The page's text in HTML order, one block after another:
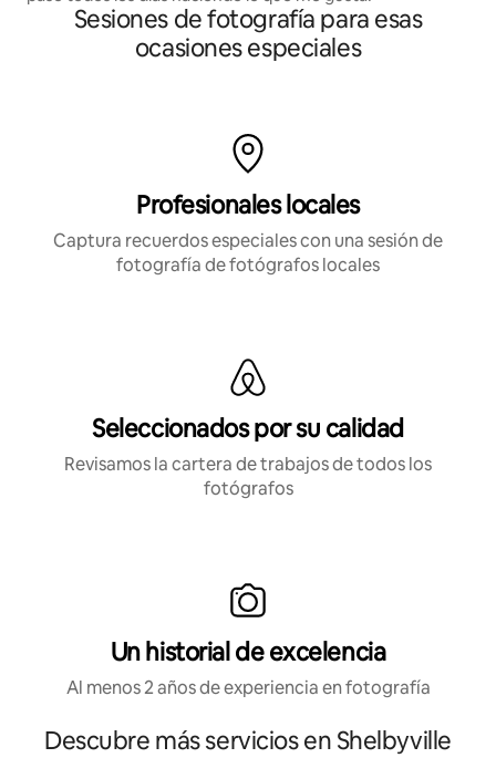
Sesiones de fotografía para esas
ocasiones especiales
Profesionales locales
Captura recuerdos especiales con una sesión de
fotografía de fotógrafos locales
Seleccionados por su calidad
Revisamos la cartera de trabajos de todos los
fotógrafos
Un historial de excelencia
Al menos 2 años de experiencia en fotografía
Descubre más servicios en Shelbyville